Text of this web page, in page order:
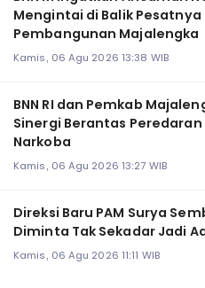
Mengintai di Balik Pesatnya
Pembangunan Majalengka
Kamis, 06 Agu 2026 13:38 WIB
BNN RI dan Pemkab
Sinergi Berantas Peredaran
Narkoba
Kamis, 06 Agu 2026 13:27 WIB
Direksi Baru PAM Surya
Diminta Tak Sekadar Jadi
Kamis, 06 Agu 2026 11:11 WIB